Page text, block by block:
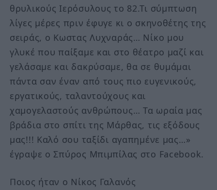
θρυλικούς Ιερόσυλους το 82.Τι σύμπτωση
λίγες μέρες πριν έφυγε κι ο σκηνοθέτης της
σειράς, ο Κωστας Λυχναράς… Νίκο μου
γλυκέ που παίξαμε και στο θέατρο μαζί και
γελάσαμε και δακρύσαμε, θα σε θυμάμαι
πάντα σαν έναν από τους πιο ευγενικούς,
εργατικούς, ταλαντούχους και
χαμογελαστούς ανθρώπους… Τα ωραία μας
βράδια στο σπίτι της Μάρθας, τις εξόδους
μας!!! Καλό σου ταξίδι αγαπημένε μας…»
έγραψε ο Σπύρος Μπιμπίλας στο Facebook.
Ποιος ήταν ο Νίκος Γαλανός